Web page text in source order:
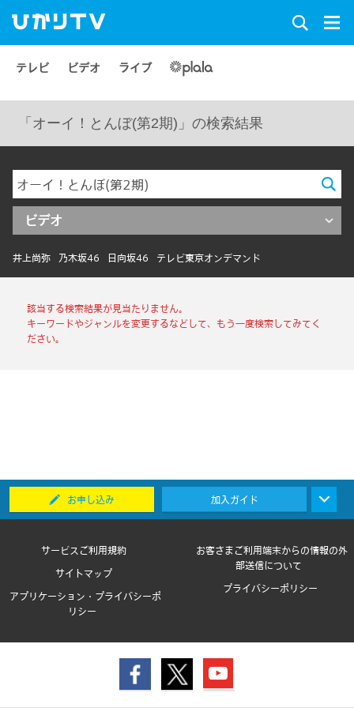
テレビ ビデオ ライブ
「オーイ！とんぼ(第2期)」の検索結果
ビデオ
井上尚弥 乃木坂46 日向坂46 テレビ東京オンデマンド
該当する検索結果が見当たりません。
キーワードやジャンルを変更するなどして、もう一度検索してみてく
ださい。
お申し込み 加入ガイド
サービスご利用規約
お客さまご利用端末からの情報の外
部送信について
サイトマップ
プライバシーポリシー
アプリケーション・プライバシーポ
リシー